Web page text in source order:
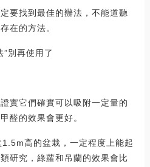
要找到最佳的辦法，不能道聽
在的方法。
別再使用了
實它們確實可以吸附一定量的
醛的效果會更好。
高的盆栽，一定程度上能起
研究，綠蘿和吊蘭的效果會比